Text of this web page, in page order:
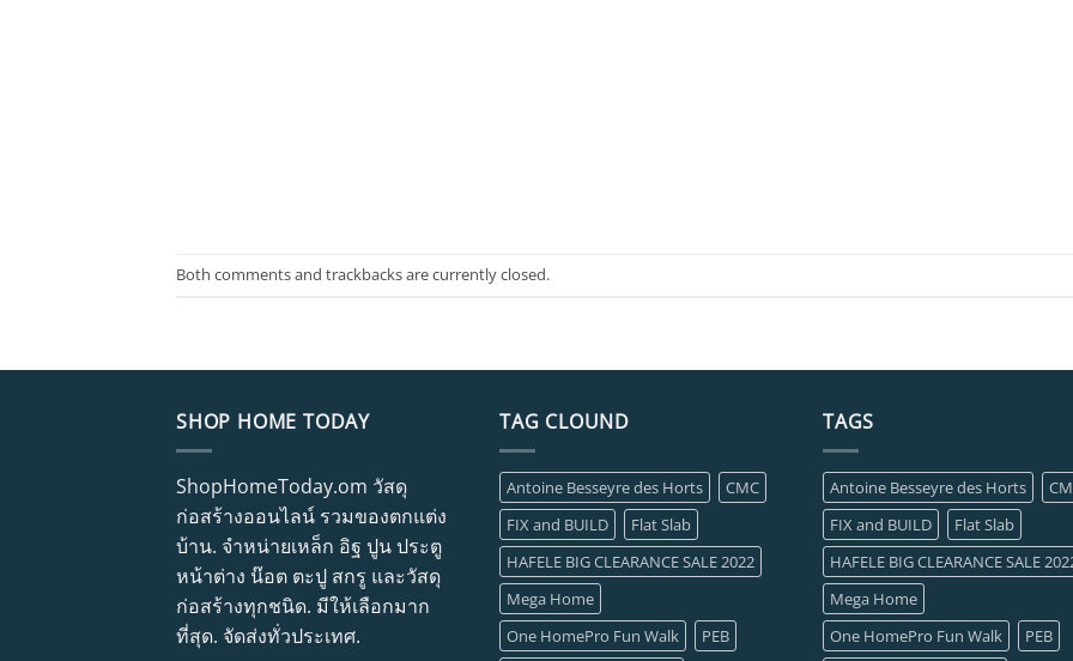
Both comments and trackbacks are currently closed.
SHOP HOME TODAY
ShopHomeToday.om วัสดุ
ก่อสร้างออนไลน์ รวมของตกแต่ง
บ้าน. จำหน่ายเหล็ก อิฐ ปูน ประตู
หน้าต่าง น๊อต ตะปู สกรู และวัสดุ
ก่อสร้างทุกชนิด. มีให้เลือกมาก
ที่สุด. จัดส่งทั่วประเทศ.
TAG CLOUND
Antoine Besseyre des Horts
CMC
FIX and BUILD
Flat Slab
HAFELE BIG CLEARANCE SALE 2022
Mega Home
One HomePro Fun Walk
PEB
TAGS
Antoine Besseyre des Horts
FIX and BUILD
Flat Slab
HAFELE BIG CLEARANCE SALE
Mega Home
One HomePro Fun Walk
PEB